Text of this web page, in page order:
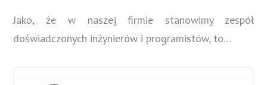
Jako, że w naszej firmie stanowimy zespół
doświadczonych inżynierów i programistów, to…